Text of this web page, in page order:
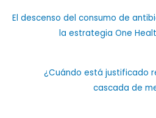
El descenso del consumo de
la estrategia One
¿Cuándo está justificado
cascada de